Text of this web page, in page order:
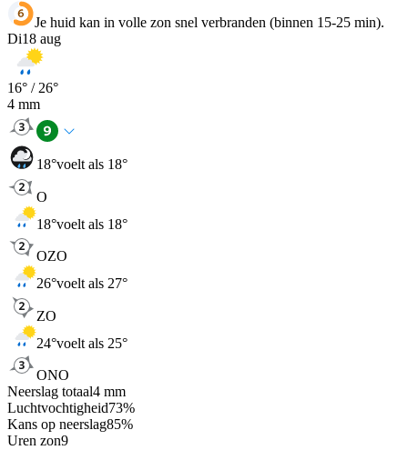
Je huid kan in volle zon snel verbranden (binnen 15-25 min).
Di18 aug
16° / 26°
4 mm
18°voelt als 18°
O
18°voelt als 18°
OZO
26°voelt als 27°
ZO
24°voelt als 25°
ONO
Neerslag totaal4 mm
Luchtvochtigheid73%
Kans op neerslag85%
Uren zon9